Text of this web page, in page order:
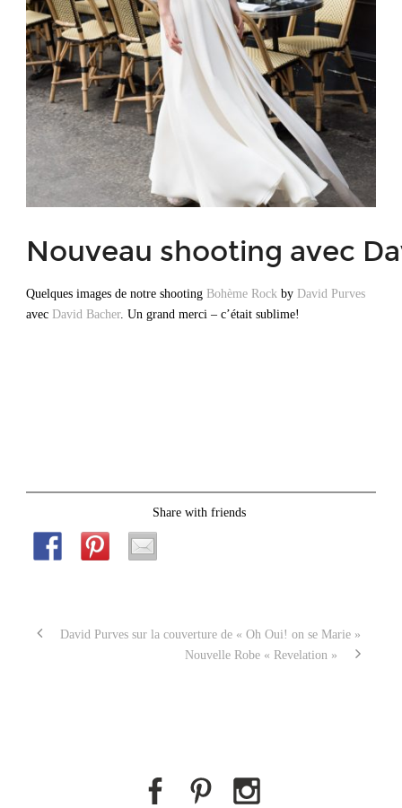
Prenez un Rendez-vous
Nouveau shooting avec
Quelques images de notre shooting Bohème Rock by David Purves
avec David Bacher. Un grand merci – c’était sublime!
David Purves sur la couverture de « Oh Oui! on se Marie »
Nouvelle Robe « Revelation »